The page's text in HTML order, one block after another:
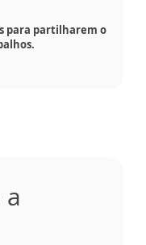
para partilharem o